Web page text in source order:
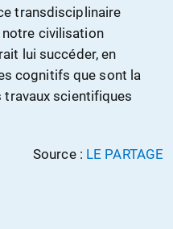
transdisciplinaire
notre civilisation
lui succéder, en
cognitifs que sont la
travaux scientifiques
Source : LE PARTAGE